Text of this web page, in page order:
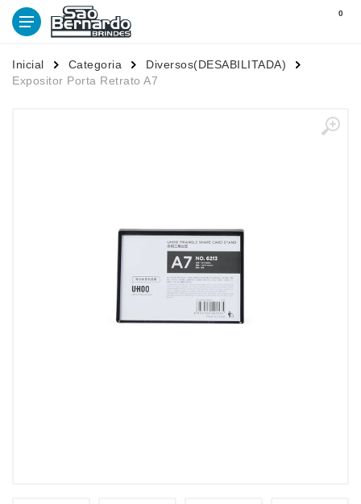
0
Inicial Categoria
Diversos(DESABILITADA)
Expositor Porta Retrato A7